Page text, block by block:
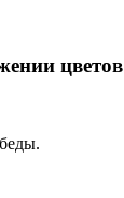
цветов